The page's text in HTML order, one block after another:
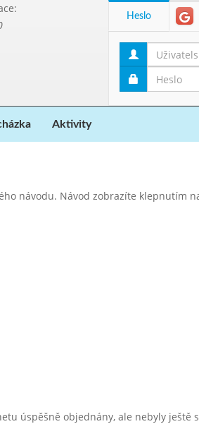
Heslo
Aktivity
návodu. Návod zobrazíte klepnutím
úspěšně objednány, ale nebyly ještě